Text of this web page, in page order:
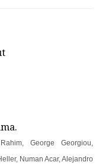
George Georgiou,
Numan Acar, Alejandro